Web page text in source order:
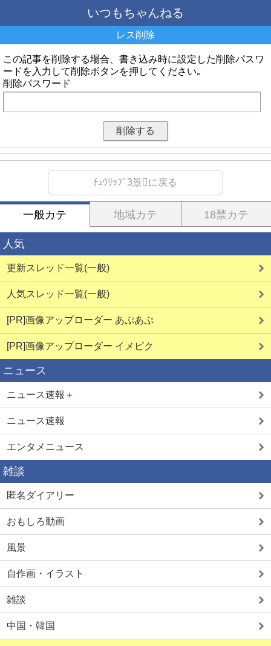
いつもちゃんねる
レス削除
この記事を削除する場合、書き込み時に設定した削除パスワ
ードを入力して削除ボタンを押してください｡
削除パスワード
ﾁｭｳﾘｯﾌﾟ3景に戻る
一般カテ 地域カテ 18禁カテ
人気
更新スレッド一覧(一般)
人気スレッド一覧(一般)
[PR]画像アップローダー あぷあぷ
[PR]画像アップローダー イメピク
ニュース
ニュース速報＋
ニュース速報
エンタメニュース
雑談
匿名ダイアリー
おもしろ動画
風景
自作画・イラスト
雑談
中国・韓国